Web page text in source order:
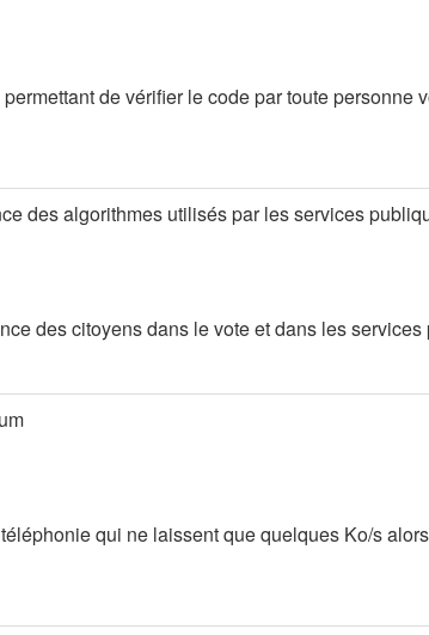
de vérifier le code par toute
des algorithmes utilisés par les services
des citoyens dans le vote et dans les services
qui ne laissent que quelques Ko/s